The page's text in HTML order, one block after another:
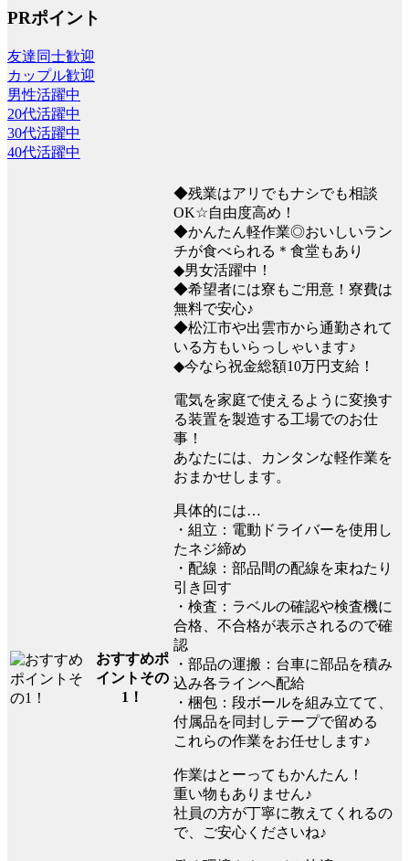
PRポイント
友達同士歓迎
カップル歓迎
男性活躍中
20代活躍中
30代活躍中
40代活躍中
おすすめポ
イントその
1！
◆残業はアリでもナシでも相談
OK☆自由度高め！
◆かんたん軽作業◎おいしいラン
チが食べられる＊食堂もあり
◆男女活躍中！
◆希望者には寮もご用意！寮費は
無料で安心♪
◆松江市や出雲市から通勤されて
いる方もいらっしゃいます♪
◆今なら祝金総額10万円支給！
電気を家庭で使えるように変換す
る装置を製造する工場でのお仕
事！
あなたには、カンタンな軽作業を
おまかせします。
具体的には…
・組立：電動ドライバーを使用し
たネジ締め
・配線：部品間の配線を束ねたり
引き回す
・検査：ラベルの確認や検査機に
合格、不合格が表示されるので確
認
・部品の運搬：台車に部品を積み
込み各ラインへ配給
・梱包：段ボールを組み立てて、
付属品を同封しテープで留める
これらの作業をお任せします♪
作業はとーってもかんたん！
重い物もありません♪
社員の方が丁寧に教えてくれるの
で、ご安心くださいね♪